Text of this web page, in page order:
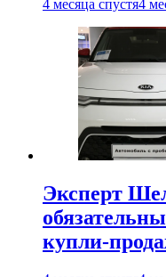
4 месяца спустя4
Эксперт
купли-